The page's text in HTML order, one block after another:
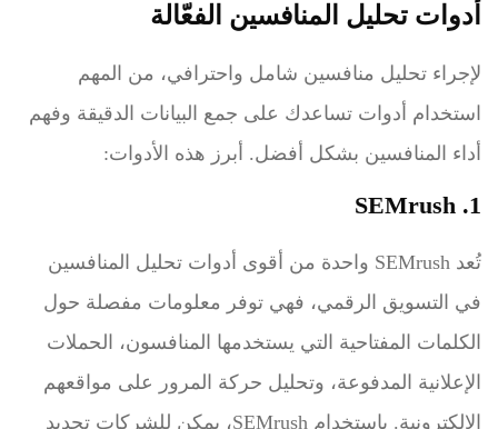
أدوات تحليل المنافسين الفعّالة
لإجراء تحليل منافسين شامل واحترافي، من المهم
استخدام أدوات تساعدك على جمع البيانات الدقيقة وفهم
أداء المنافسين بشكل أفضل. أبرز هذه الأدوات:
1. SEMrush
تُعد SEMrush واحدة من أقوى أدوات تحليل المنافسين
في التسويق الرقمي، فهي توفر معلومات مفصلة حول
الكلمات المفتاحية التي يستخدمها المنافسون، الحملات
الإعلانية المدفوعة، وتحليل حركة المرور على مواقعهم
الإلكترونية. باستخدام SEMrush، يمكن للشركات تحديد